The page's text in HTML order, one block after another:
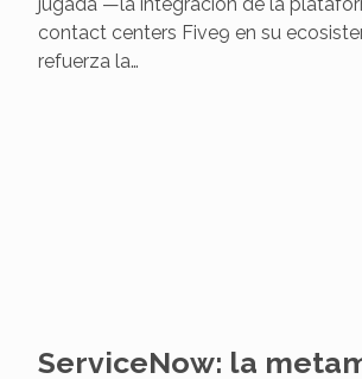
jugada —la integración de la
contact centers Five9 en su